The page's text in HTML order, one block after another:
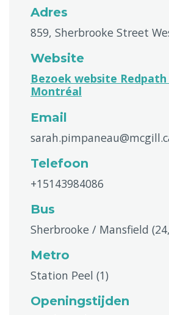
Adres
859, Sherbrooke Street
Website
Bezoek website Redpath
Montréal
Email
Telefoon
+15143984086
Bus
Sherbrooke / Mansfield
Metro
Station Peel (1)
Openingstijden